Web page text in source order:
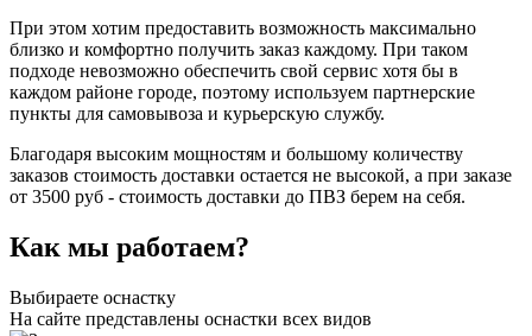
При этом хотим предоставить возможность максимально
близко и комфортно получить заказ каждому. При таком
подходе невозможно обеспечить свой сервис хотя бы в
каждом районе городе, поэтому используем партнерские
пункты для самовывоза и курьерскую службу.
Благодаря высоким мощностям и большому количеству
заказов стоимость доставки остается не высокой, а при заказе
от 3500 руб - стоимость доставки до ПВЗ берем на себя.
Как мы работаем?
Выбираете оснастку
На сайте представлены оснастки всех видов